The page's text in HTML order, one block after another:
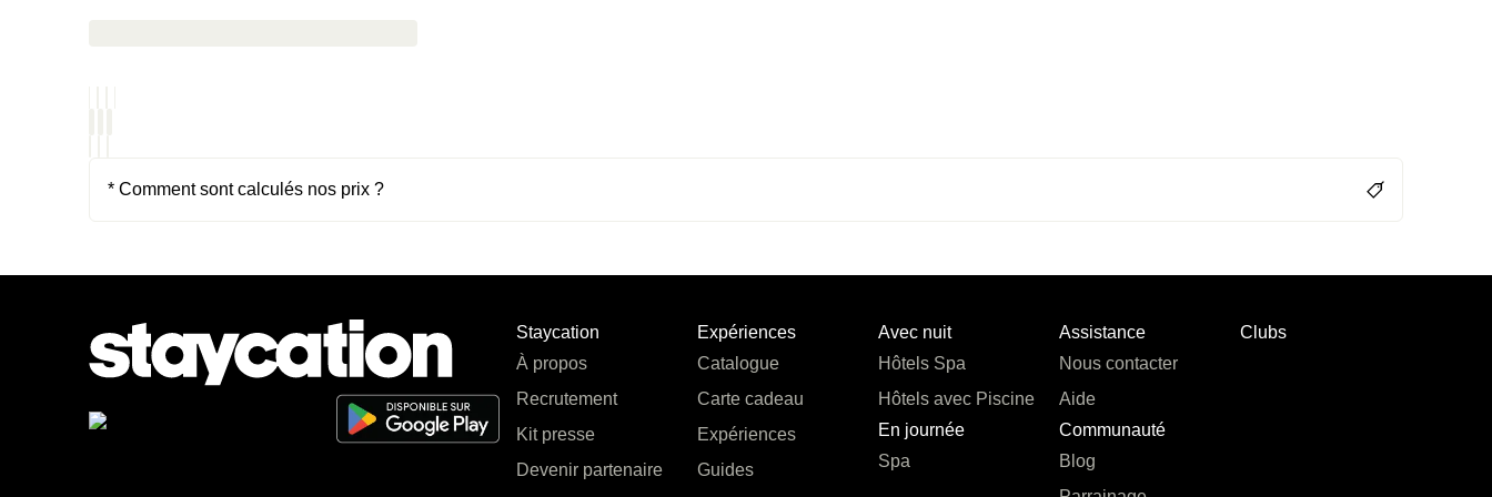
* Comment sont calculés nos prix ?
Staycation
À propos
Recrutement
Kit presse
Devenir partenaire
Expériences
Catalogue
Carte cadeau
Expériences
Guides
Avec nuit
Hôtels Spa
Hôtels avec Piscine
En journée
Spa
Assistance
Nous contacter
Aide
Communauté
Blog
Clubs